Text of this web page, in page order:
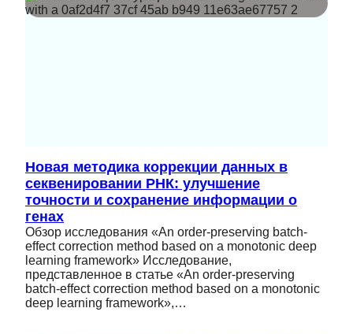
Новая методика коррекции данных в
секвенировании РНК: улучшение
точности и сохранение информации о
генах
Обзор исследования «An order-preserving batch-
effect correction method based on a monotonic deep
learning framework» Исследование,
представленное в статье «An order-preserving
batch-effect correction method based on a monotonic
deep learning framework»,…